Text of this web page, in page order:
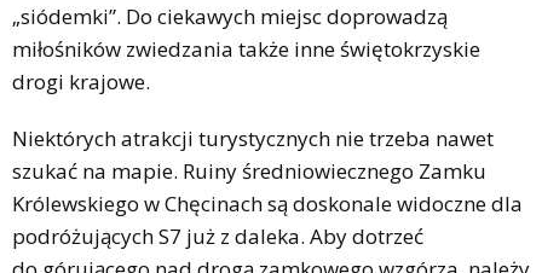
„siódemki”. Do ciekawych miejsc doprowadzą
miłośników zwiedzania także inne świętokrzyskie
drogi krajowe.
Niektórych atrakcji turystycznych nie trzeba nawet
szukać na mapie. Ruiny średniowiecznego Zamku
Królewskiego w Chęcinach są doskonale widoczne dla
podróżujących S7 już z daleka. Aby dotrzeć